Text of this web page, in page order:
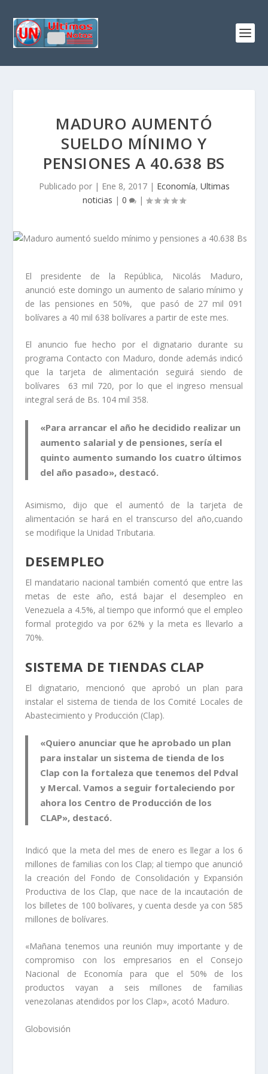
MADURO AUMENTÓ
SUELDO MÍNIMO Y
PENSIONES A 40.638 BS
Publicado por | Ene 8, 2017| Economía, Ultimas
noticias | 0 |
El presidente de la República, Nicolás Maduro,
anunció este domingo un aumento de salario mínimo y
de las pensiones en 50%, que pasó de 27 mil 091
bolívares a 40 mil 638 bolívares a partir de este mes.
El anuncio fue hecho por el dignatario durante su
programa Contacto con Maduro, donde además indicó
que latarjeta de alimentación seguirá siendo de
bolívares 63 mil 720, por lo que el ingreso mensual
integral será de Bs. 104 mil 358.
«Para arrancar el año he decidido realizar un
aumento salarial y de pensiones, sería el
quinto aumento sumando los cuatro últimos
del año pasado», destacó.
Asimismo, dijo que el aumentó de la tarjeta de
alimentación se hará en el transcurso del año,cuando
se modifique la Unidad Tributaria.
DESEMPLEO
El mandatario nacional también comentó que entre las
metas de este año, está bajar el desempleo en
Venezuela a 4.5%, al tiempo que informó que el empleo
formal protegido va por 62% y la meta es llevarlo a
70%.
SISTEMA DE TIENDAS CLAP
El dignatario, mencionó que aprobó un plan para
instalar el sistema de tienda de los Comité Locales de
Abastecimiento y Producción (Clap).
«Quiero anunciar que he aprobado un plan
para instalar un sistema de tienda de los
Clap con la fortaleza que tenemos del Pdval
y Mercal. Vamos a seguir fortaleciendo por
ahora los Centro de Producción de los
CLAP», destacó.
Indicó que la meta del mes de enero es llegar a los 6
millones de familias con los Clap; al tiempo que anunció
la creación del Fondo de Consolidación y Expansión
Productiva de los Clap, que nace de la incautación de
los billetes de 100 bolívares, y cuenta desde ya con 585
millones de bolívares.
«Mañana tenemos una reunión muy importante y de
compromiso con los empresarios en el Consejo
Nacional de Economía para que el 50% de los
productos vayan a seis millones de familias
venezolanas atendidos por los Clap», acotó Maduro.
Globovisión